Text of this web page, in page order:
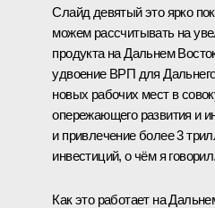
Слайд девятый это ярко
можем рассчитывать на
продукта на Дальнем
удвоение ВРП для
новых рабочих мест в
опережающего развития и
и привлечение более 3
инвестиций, о чём я говорил.
Как это работает на